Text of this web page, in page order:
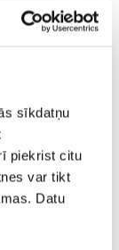
sīkdatņu
piekrist citu
var tikt
Datu